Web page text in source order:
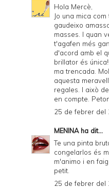
Hola Mercè,
Jo una mica
gaudeixo
masses. I quan
t'agafen més
d'acord amb el
brillator és
ma trencada.
aquesta
regales. I això
en compte.
25 de febrer del
MENINAha dit...
Te una pinta
congelarlos és
m'animo i en
petit.
25 de febrer del